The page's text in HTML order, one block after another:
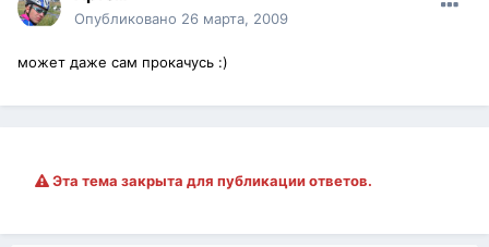
Опубликовано 26 марта, 2009
может даже сам прокачусь :)
Эта тема закрыта для публикации ответов.